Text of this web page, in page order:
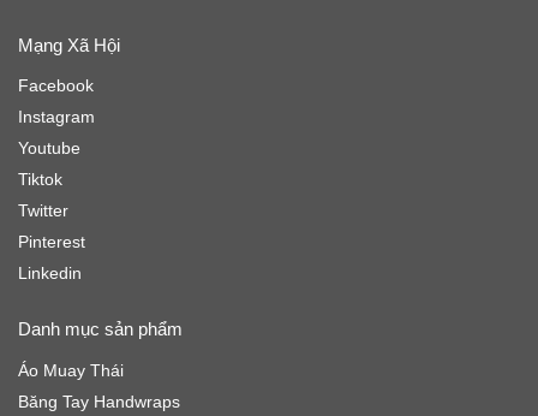
Mạng Xã Hội
Facebook
Instagram
Youtube
Tiktok
Twitter
Pinterest
Linkedin
Danh mục sản phẩm
Áo Muay Thái
Băng Tay Handwraps